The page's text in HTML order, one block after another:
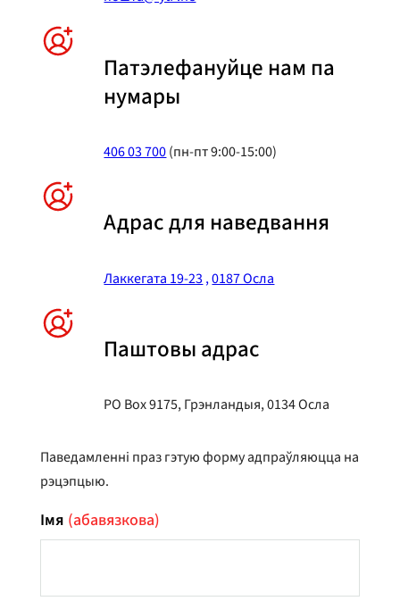
Патэлефануйце нам па
нумары
406 03 700(пн-пт 9:00-15:00)
Адрас для наведвання
Лаккегата 19-23,0187 Осла
Паштовы адрас
PO Box 9175, Грэнландыя, 0134 Осла
Паведамленні праз гэтую форму адпраўляюцца на
рэцэпцыю.
Імя (абавязкова)